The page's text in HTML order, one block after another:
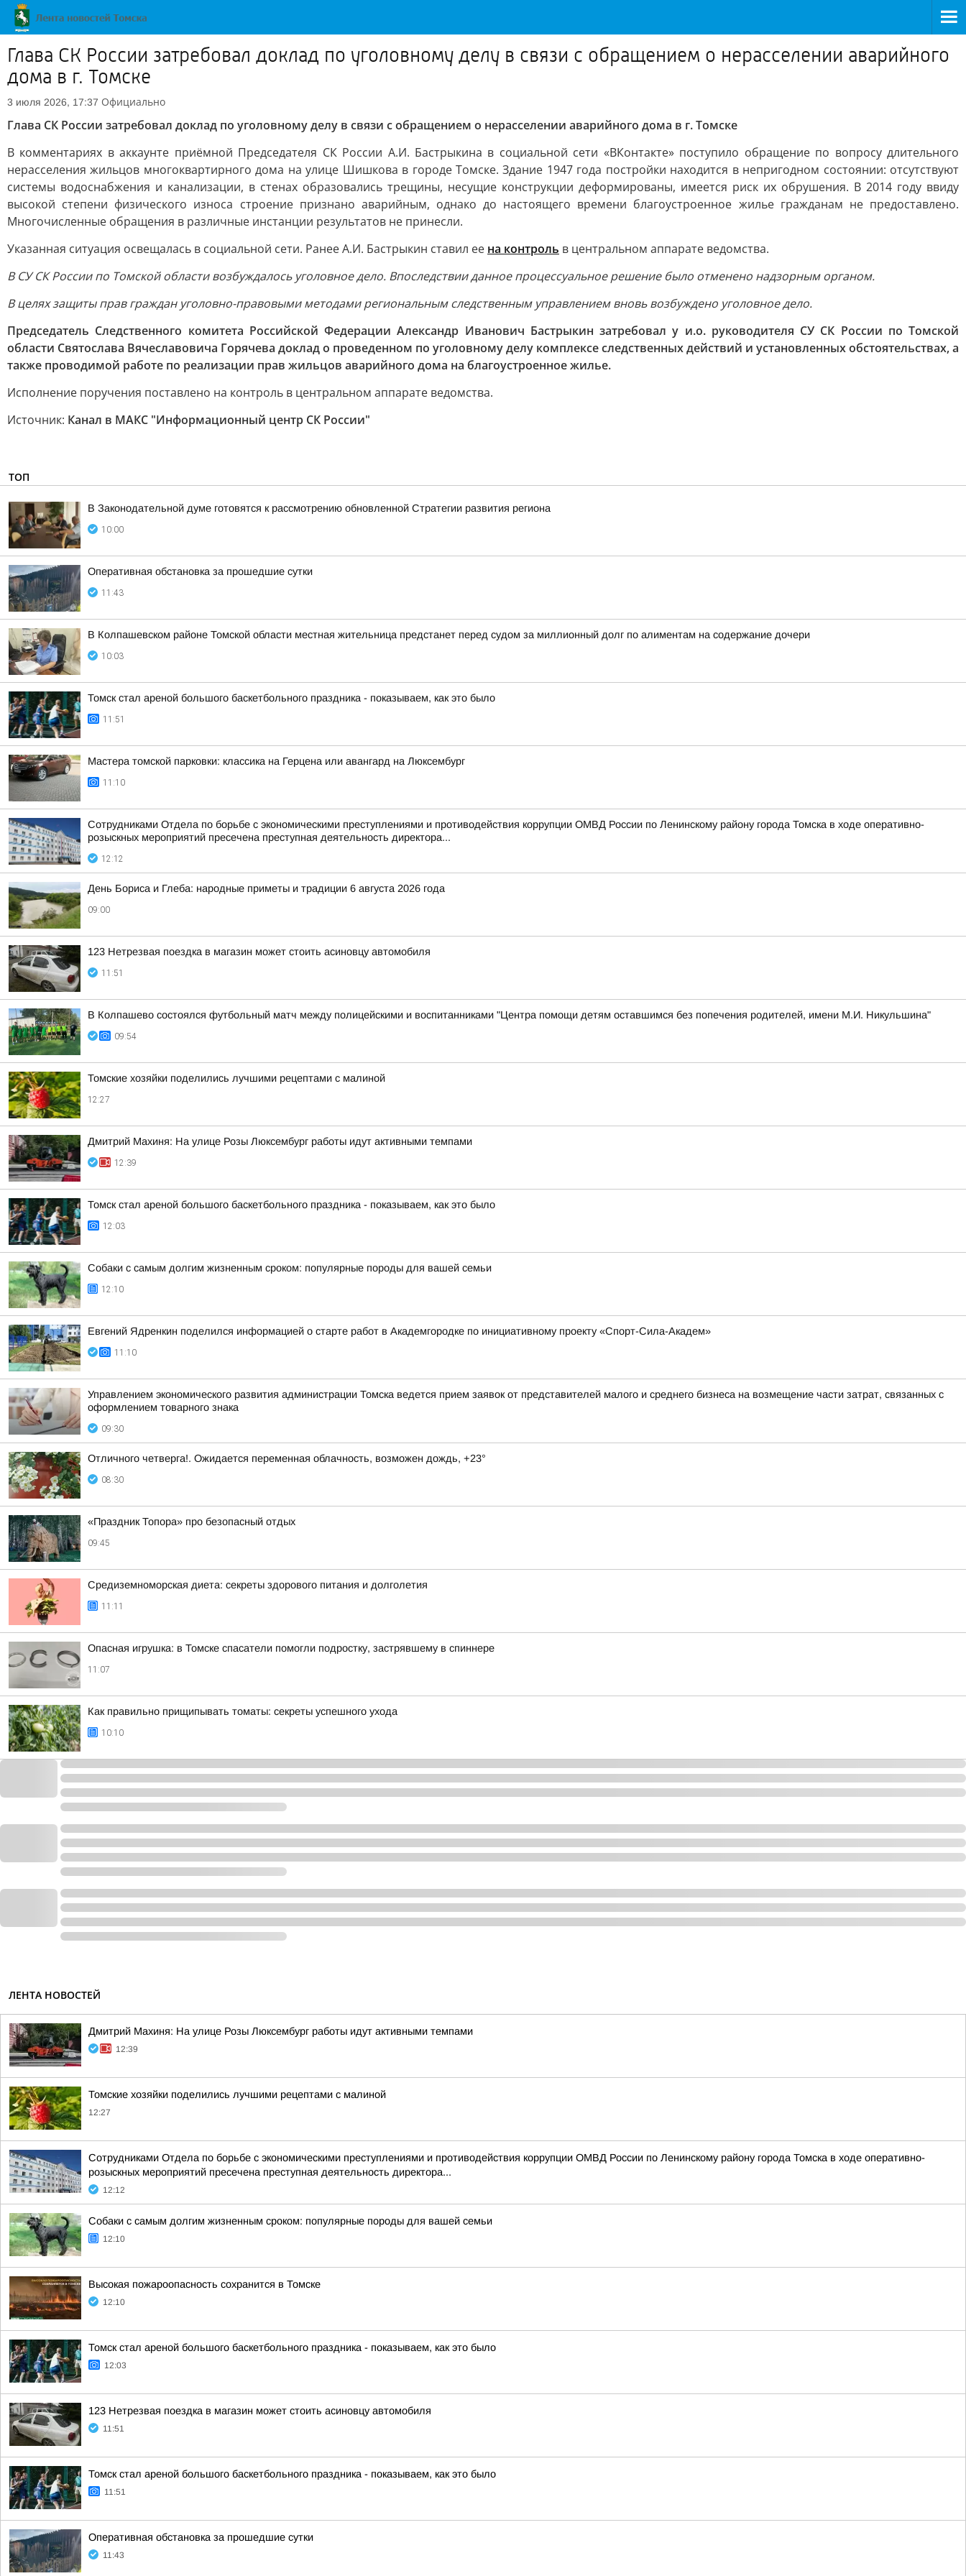
Глава СК России затребовал доклад по уголовному делу в связи с обращением о нерасселении аварийного
дома в г. Томске
3 июля 2026, 17:37 Официально
Глава СК России затребовал доклад по уголовному делу в связи с обращением о нерасселении аварийного дома в г. Томске
В комментариях в аккаунте приёмной Председателя СК России А.И. Бастрыкина в социальной сети «ВКонтакте» поступило обращение по вопросу длительного
нерасселения жильцов многоквартирного дома на улице Шишкова в городе Томске. Здание 1947 года постройки находится в непригодном состоянии: отсутствуют
системы водоснабжения и канализации, в стенах образовались трещины, несущие конструкции деформированы, имеется риск их обрушения. В 2014 году ввиду
высокой степени физического износа строение признано аварийным, однако до настоящего времени благоустроенное жилье гражданам не предоставлено.
Многочисленные обращения в различные инстанции результатов не принесли.
Указанная ситуация освещалась в социальной сети. Ранее А.И. Бастрыкин ставил ее на контроль в центральном аппарате ведомства.
В СУ СК России по Томской области возбуждалось уголовное дело. Впоследствии данное процессуальное решение было отменено надзорным органом.
В целях защиты прав граждан уголовно-правовыми методами региональным следственным управлением вновь возбуждено уголовное дело.
Председатель Следственного комитета Российской Федерации Александр Иванович Бастрыкин затребовал у и.о. руководителя СУ СК России по Томской
области Святослава Вячеславовича Горячева доклад о проведенном по уголовному делу комплексе следственных действий и установленных обстоятельствах, а
также проводимой работе по реализации прав жильцов аварийного дома на благоустроенное жилье.
Исполнение поручения поставлено на контроль в центральном аппарате ведомства.
Источник: Канал в МАКС "Информационный центр СК России"
ТОП
В Законодательной думе готовятся к рассмотрению обновленной Стратегии развития региона
10:00
Оперативная обстановка за прошедшие сутки
11:43
В Колпашевском районе Томской области местная жительница предстанет перед судом за миллионный долг по алиментам на содержание дочери
10:03
Томск стал ареной большого баскетбольного праздника - показываем, как это было
11:51
Мастера томской парковки: классика на Герцена или авангард на Люксембург
11:10
Сотрудниками Отдела по борьбе с экономическими преступлениями и противодействия коррупции ОМВД России по Ленинскому району города Томска в ходе оперативно-
розыскных мероприятий пресечена преступная деятельность директора...
12:12
День Бориса и Глеба: народные приметы и традиции 6 августа 2026 года
09:00
123 Нетрезвая поездка в магазин может стоить асиновцу автомобиля
11:51
В Колпашево состоялся футбольный матч между полицейскими и воспитанниками "Центра помощи детям оставшимся без попечения родителей, имени М.И. Никульшина"
09:54
Томские хозяйки поделились лучшими рецептами с малиной
12:27
Дмитрий Махиня: На улице Розы Люксембург работы идут активными темпами
12:39
Томск стал ареной большого баскетбольного праздника - показываем, как это было
12:03
Собаки с самым долгим жизненным сроком: популярные породы для вашей семьи
12:10
Евгений Ядренкин поделился информацией о старте работ в Академгородке по инициативному проекту «Спорт-Сила-Академ»
11:10
Управлением экономического развития администрации Томска ведется прием заявок от представителей малого и среднего бизнеса на возмещение части затрат, связанных с
оформлением товарного знака
09:30
Отличного четверга!. Ожидается переменная облачность, возможен дождь, +23°
08:30
«Праздник Топора» про безопасный отдых
09:45
Средиземноморская диета: секреты здорового питания и долголетия
11:11
Опасная игрушка: в Томске спасатели помогли подростку, застрявшему в спиннере
11:07
Как правильно прищипывать томаты: секреты успешного ухода
10:10
ЛЕНТА НОВОСТЕЙ
Дмитрий Махиня: На улице Розы Люксембург работы идут активными темпами
12:39
Томские хозяйки поделились лучшими рецептами с малиной
12:27
Сотрудниками Отдела по борьбе с экономическими преступлениями и противодействия коррупции ОМВД России по Ленинскому району города Томска в ходе оперативно-
розыскных мероприятий пресечена преступная деятельность директора...
12:12
Собаки с самым долгим жизненным сроком: популярные породы для вашей семьи
12:10
Высокая пожароопасность сохранится в Томске
12:10
Томск стал ареной большого баскетбольного праздника - показываем, как это было
12:03
123 Нетрезвая поездка в магазин может стоить асиновцу автомобиля
11:51
Томск стал ареной большого баскетбольного праздника - показываем, как это было
11:51
Оперативная обстановка за прошедшие сутки
11:43